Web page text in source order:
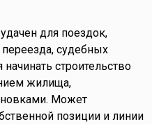
для поездок,
судебных
строительство
жилища,
Может
позиции и линии